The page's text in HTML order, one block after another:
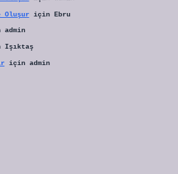
Oluşuriçin Ebru
admin
Işıktaş
için admin